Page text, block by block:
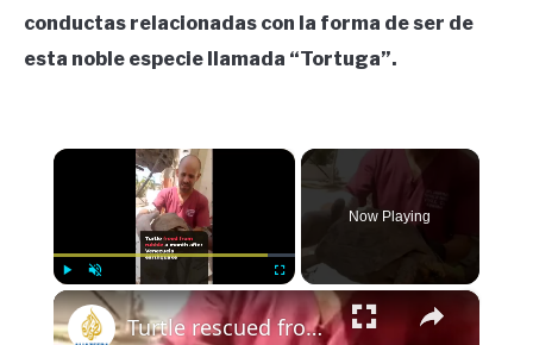
conductas relacionadas con la forma de ser de
esta noble especie llamada “Tortuga”.
×
Play Unmute Fullscreen
Now Playing
×
Turtle rescued from rubble a month after Venezuela earthquake